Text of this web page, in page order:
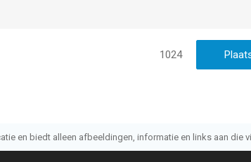
1024
en biedt alleen afbeeldingen, informatie en links aan die